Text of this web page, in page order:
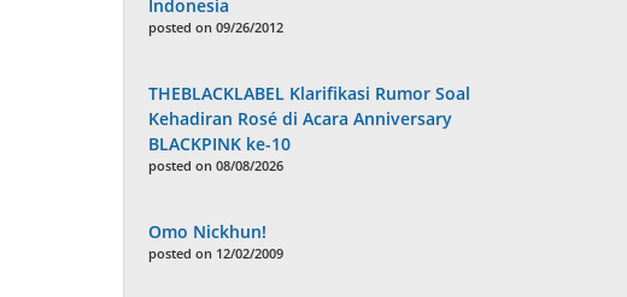
Indonesia
posted on 09/26/2012
THEBLACKLABEL Klarifikasi Rumor Soal
Kehadiran Rosé di Acara Anniversary
BLACKPINK ke-10
posted on 08/08/2026
Omo Nickhun!
posted on 12/02/2009